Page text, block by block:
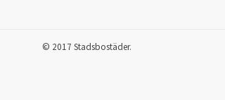
© 2017 Stadsbostäder.